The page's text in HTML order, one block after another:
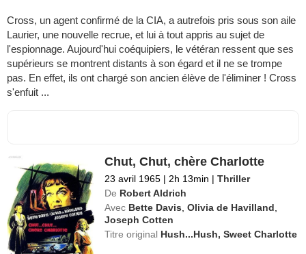
Cross, un agent confirmé de la CIA, a autrefois pris sous son aile
Laurier, une nouvelle recrue, et lui à tout appris au sujet de
l'espionnage. Aujourd'hui coéquipiers, le vétéran ressent que ses
supérieurs se montrent distants à son égard et il ne se trompe
pas. En effet, ils ont chargé son ancien élève de l'éliminer ! Cross
s'enfuit ...
Chut, Chut, chère Charlotte
23 avril 1965 | 2h 13min | Thriller
De Robert Aldrich
Avec Bette Davis,Olivia de Havilland,
Joseph Cotten
Titre original Hush...Hush, Sweet Charlotte